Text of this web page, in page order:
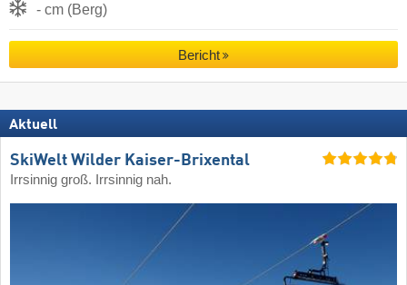
- cm (Berg)
Bericht
Aktuell
SkiWelt Wilder Kaiser-Brixental
Irrsinnig groß. Irrsinnig nah.